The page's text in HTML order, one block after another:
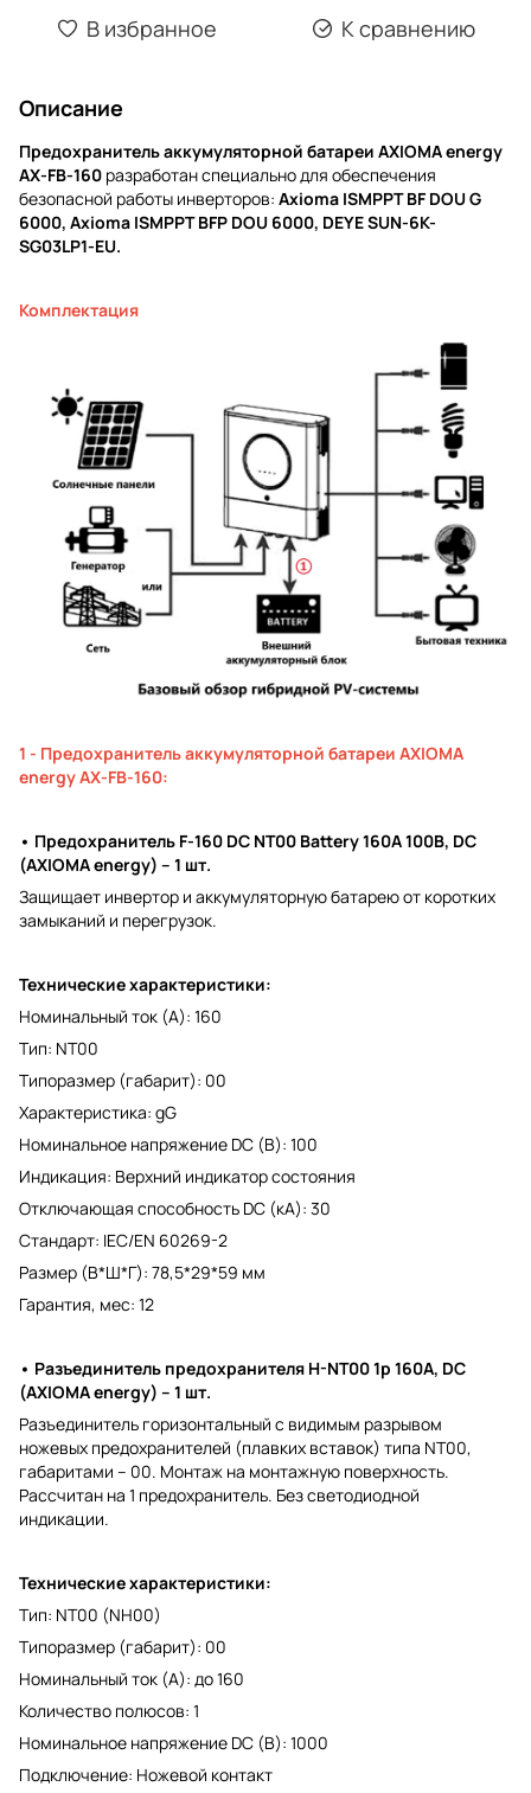
В избранное К сравнению
Описание
Предохранитель аккумуляторной батареи AXIOMA energy
АХ-FB-160 разработан специально для обеспечения
безопасной работы инверторов: Axioma ISMPPT BF DOU G
6000, Axioma ISMPPT BFP DOU 6000, DEYE SUN-6K-
SG03LP1-EU.
Комплектация
1 - Предохранитель аккумуляторной батареи AXIOMA
energy АХ-FB-160:
• Предохранитель F-160 DC NT00 Battery 160A 100В, DC
(AXIOMA energy) – 1 шт.
Защищает инвертор и аккумуляторную батарею от коротких
замыканий и перегрузок.
Технические характеристики:
Номинальный ток (A): 160
Тип: NT00
Типоразмер (габарит): 00
Характеристика: gG
Номинальное напряжение DC (В): 100
Индикация: Верхний индикатор состояния
Отключающая способность DC (кА): 30
Стандарт: IEC/EN 60269-2
Размер (В*Ш*Г): 78,5*29*59 мм
Гарантия, мес: 12
• Разъединитель предохранителя H-NT00 1р 160A, DC
(AXIOMA energy) – 1 шт.
Разъединитель горизонтальный с видимым разрывом
ножевых предохранителей (плавких вставок) типа NT00,
габаритами – 00. Монтаж на монтажную поверхность.
Рассчитан на 1 предохранитель. Без светодиодной
индикации.
Технические характеристики:
Тип: NT00 (NH00)
Типоразмер (габарит): 00
Номинальный ток (A): до 160
Количество полюсов: 1
Номинальное напряжение DC (В): 1000
Подключение: Ножевой контакт